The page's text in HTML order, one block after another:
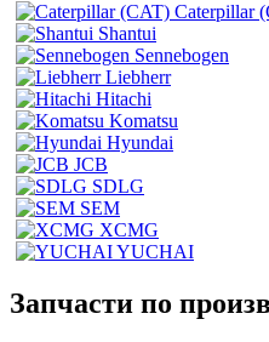
Caterpillar
Shantui
Sennebogen
Liebherr
Hitachi
Komatsu
Hyundai
JCB
SDLG
SEM
XCMG
YUCHAI
Запчасти по